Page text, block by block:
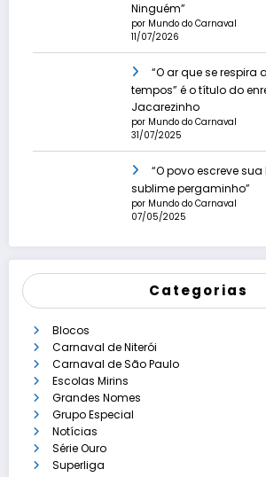
Ninguém”
por Mundo do Carnaval
11/07/2026
“O ar que se
tempos” é o título do
Jacarezinho
por Mundo do Carnaval
31/07/2025
“O povo escreve
sublime pergaminho”
por Mundo do Carnaval
07/05/2025
Categorias
Blocos
Carnaval de Niterói
Carnaval de São Paulo
Escolas Mirins
Grandes Nomes
Grupo Especial
Notícias
Série Ouro
Superliga